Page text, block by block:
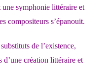
symphonie littéraire et
compositeurs s’épanouit.
de l’existence,
d’une création littéraire et